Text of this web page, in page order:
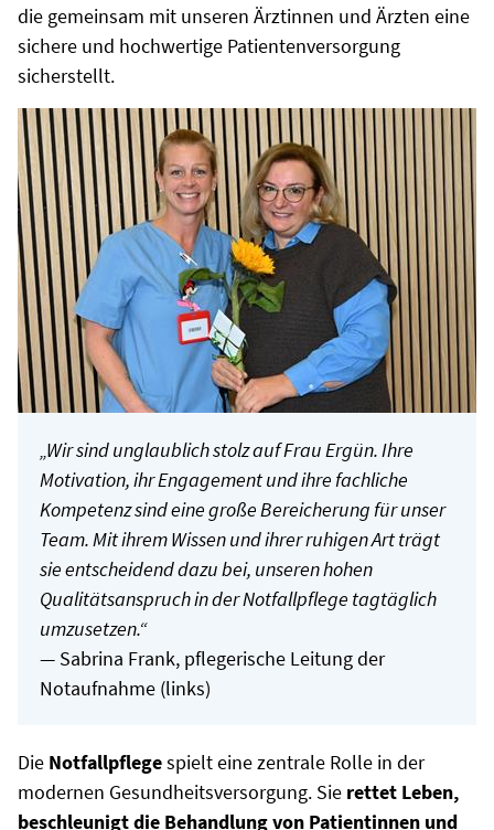
die gemeinsam mit unseren Ärztinnen und Ärzten eine
sichere und hochwertige Patientenversorgung
sicherstellt.
„Wir sind unglaublich stolz auf Frau Ergün. Ihre
Motivation, ihr Engagement und ihre fachliche
Kompetenz sind eine große Bereicherung für unser
Team. Mit ihrem Wissen und ihrer ruhigen Art trägt
sie entscheidend dazu bei, unseren hohen
Qualitätsanspruch in der Notfallpflege tagtäglich
umzusetzen.“
— Sabrina Frank, pflegerische Leitung der
Notaufnahme (links)
Die Notfallpflegespielt eine zentrale Rolle in der
modernen Gesundheitsversorgung. Sie rettet Leben,
beschleunigt die Behandlung von Patientinnen und